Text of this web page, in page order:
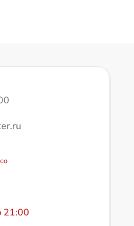
21:00